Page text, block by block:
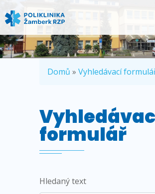
Domů » Vyhledávací
formulář
Hledaný text